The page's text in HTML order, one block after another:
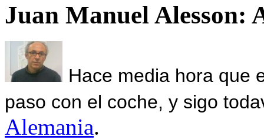
Juan Manuel Alesson:
Hace media hora que
paso con el coche, y sigo
Alemania.